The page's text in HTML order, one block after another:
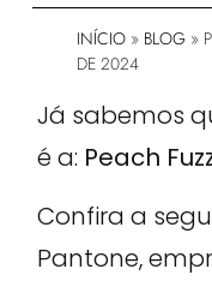
INÍCIO » BLOG »
DE 2024
Já sabemos
é a: Peach
Confira a
Pantone,